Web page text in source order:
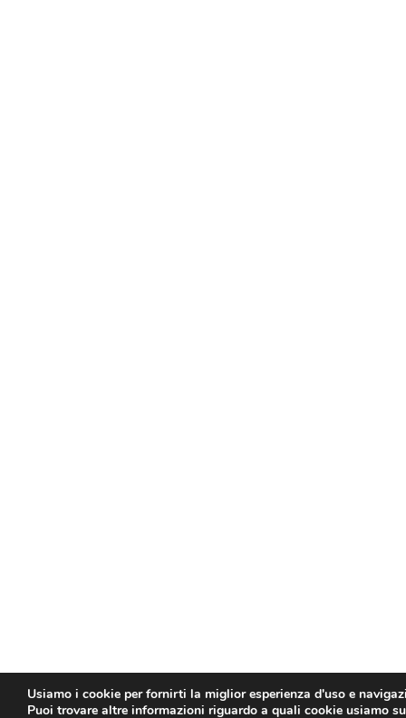
Usiamo i cookie per fornirti la miglior esperienza d'uso e
Puoi trovare altre informazioni riguardo a quali cookie usiamo